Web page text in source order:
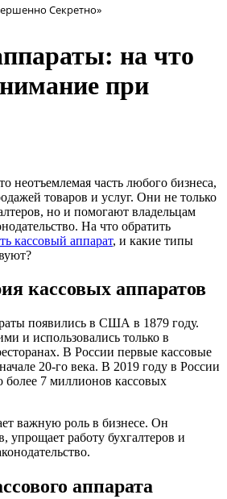
Секретно»
на что
при
неотъемлемая часть любого бизнеса,
товаров и услуг. Они не только
но и помогают владельцам
На что обратить
кассовый аппарат, и какие типы
кассовых аппаратов
появились в США в 1879 году.
и использовались только в
В России первые кассовые
20-го века. В 2019 году в России
более 7 миллионов кассовых
важную роль в бизнесе. Он
упрощает работу бухгалтеров и
аппарата